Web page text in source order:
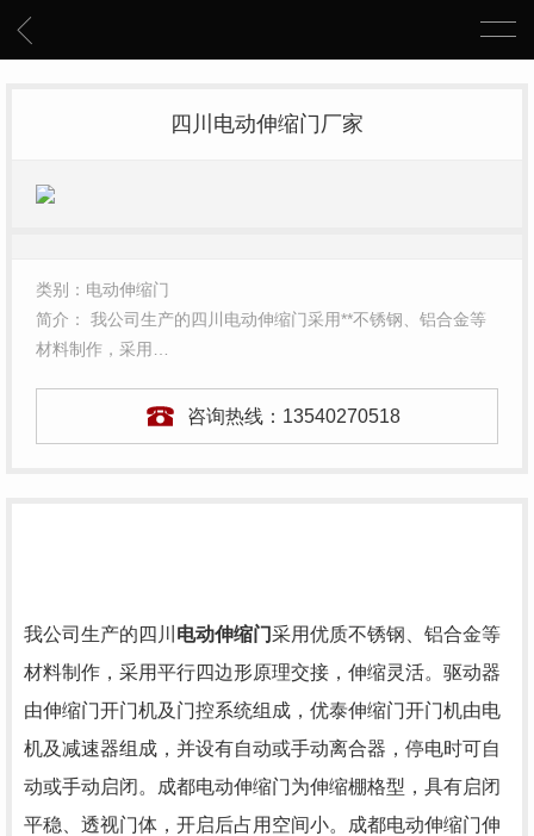
四川电动伸缩门厂家
类别：电动伸缩门
简介： 我公司生产的四川电动伸缩门采用**不锈钢、铝合金等
材料制作，采用…
咨询热线： 13540270518
我公司生产的四川 电动伸缩门采用优质不锈钢、铝合金等
材料制作，采用平行四边形原理交接，伸缩灵活。驱动器
由伸缩门开门机及门控系统组成，优泰伸缩门开门机由电
机及减速器组成，并设有自动或手动离合器，停电时可自
动或手动启闭。成都电动伸缩门为伸缩棚格型，具有启闭
平稳、透视门体，开启后占用空间小。成都电动伸缩门伸